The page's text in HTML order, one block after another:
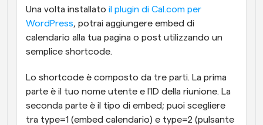
Una volta installato il plugin di Cal.com per
WordPress, potrai aggiungere embed di
calendario alla tua pagina o post utilizzando un
semplice shortcode.
Lo shortcode è composto da tre parti. La prima
parte è il tuo nome utente e l'ID della riunione. La
seconda parte è il tipo di embed; puoi scegliere
tra type=1 (embed calendario) e type=2 (pulsante